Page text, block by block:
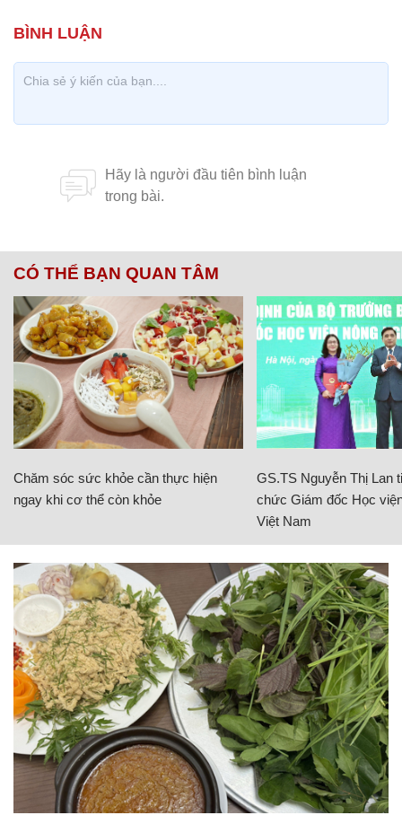
CÓ THỂ BẠN QUAN TÂM
Chăm sóc sức khỏe cần thực hiện
ngay khi cơ thể còn khỏe
GS.TS Nguyễn Thị Lan
chức Giám đốc Học
Việt Nam